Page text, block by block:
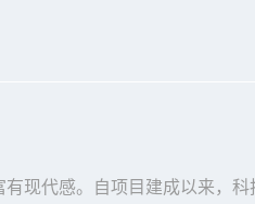
现代感。自项目建成以来，